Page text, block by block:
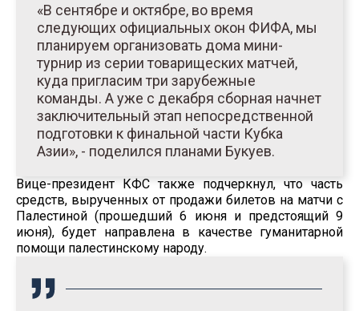
«В сентябре и октябре, во время
следующих официальных окон ФИФА, мы
планируем организовать дома мини-
турнир из серии товарищеских матчей,
куда пригласим три зарубежные
команды. А уже с декабря сборная начнет
заключительный этап непосредственной
подготовки к финальной части Кубка
Азии», - поделился планами Букуев.
Вице-президент КФС также подчеркнул, что часть
средств, вырученных от продажи билетов на матчи с
Палестиной (прошедший 6 июня и предстоящий 9
июня), будет направлена в качестве гуманитарной
помощи палестинскому народу.